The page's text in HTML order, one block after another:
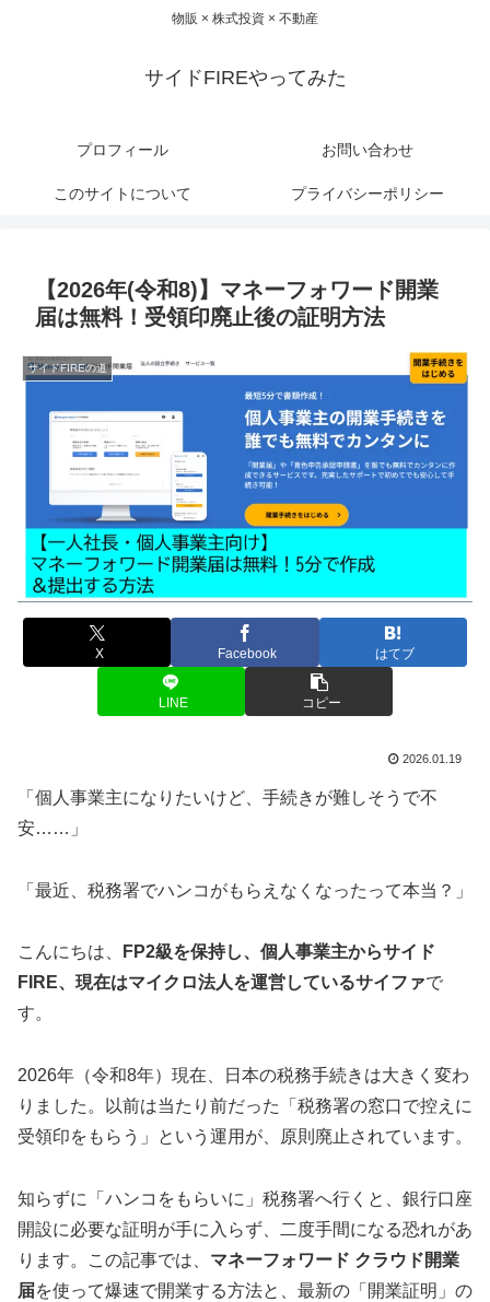
物販 × 株式投資 × 不動産
サイドFIREやってみた
プロフィール お問い合わせ
このサイトについて プライバシーポリシー
【2026年(令和8)】マネーフォワード開業
届は無料！受領印廃止後の証明方法
サイドFIREの道
X Facebook はてブ
LINE コピー
2026.01.19
「個人事業主になりたいけど、手続きが難しそうで不
安……」
「最近、税務署でハンコがもらえなくなったって本当？」
こんにちは、
FP2級を保持し、個人事業主からサイド
FIRE、現在はマイクロ法人を運営しているサイファで
す。
2026年（令和8年）現在、日本の税務手続きは大きく変わ
りました。以前は当たり前だった「税務署の窓口で控えに
受領印をもらう」という運用が、原則廃止されています。
知らずに「ハンコをもらいに」税務署へ行くと、銀行口座
開設に必要な証明が手に入らず、二度手間になる恐れがあ
ります。この記事では、 マネーフォワード クラウド開業
届を使って爆速で開業する方法と、最新の「開業証明」の